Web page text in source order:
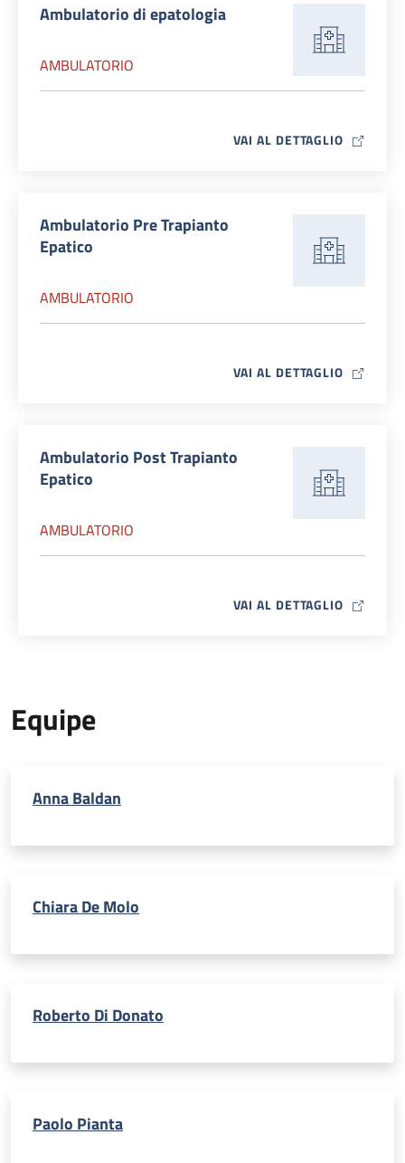
Ambulatorio di epatologia
AMBULATORIO
VAI AL DETTAGLIO MAP ICON
Ambulatorio Pre Trapianto
Epatico
AMBULATORIO
VAI AL DETTAGLIO MAP ICON
Ambulatorio Post Trapianto
Epatico
AMBULATORIO
VAI AL DETTAGLIO MAP ICON
Equipe
Anna Baldan
Chiara De Molo
Roberto Di Donato
Paolo Pianta